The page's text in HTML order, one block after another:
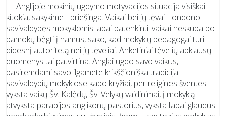
Anglijoje mokinių ugdymo motyvacijos situacija visiškai
kitokia, sakykime - priešinga. Vaikai bei jų tėvai Londono
savivaldybės mokyklomis labai patenkinti: vaikai neskuba po
pamokų bėgti į namus, sako, kad mokyklų pedagogai turi
didesnį autoritetą nei jų tėveliai. Anketiniai tėvelių apklausų
duomenys tai patvirtina. Anglai ugdo savo vaikus,
pasiremdami savo ilgamete krikščioniška tradicija:
savivaldybių mokyklose kabo kryžiai, per religines šventes
vyksta vaikų Šv. Kalėdų, Šv. Velykų vaidinimai, į mokyklą
atvyksta parapijos anglikonų pastorius, vyksta labai glaudus